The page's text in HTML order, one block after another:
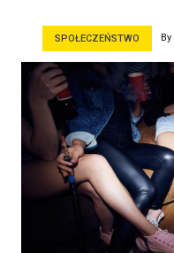
SPOŁECZEŃSTWO By